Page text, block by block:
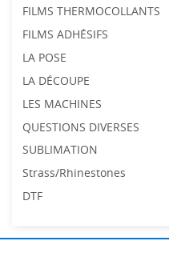
FILMS THERMOCOLLANTS
FILMS ADHÉSIFS
LA POSE
LA DÉCOUPE
LES MACHINES
QUESTIONS DIVERSES
SUBLIMATION
Strass/Rhinestones
DTF